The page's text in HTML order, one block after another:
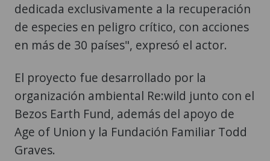
dedicada exclusivamente a la recuperación
de especies en peligro crítico, con acciones
en más de 30 países", expresó el actor.
El proyecto fue desarrollado por la
organización ambiental Re:wild junto con el
Bezos Earth Fund, además del apoyo de
Age of Union y la Fundación Familiar Todd
Graves.